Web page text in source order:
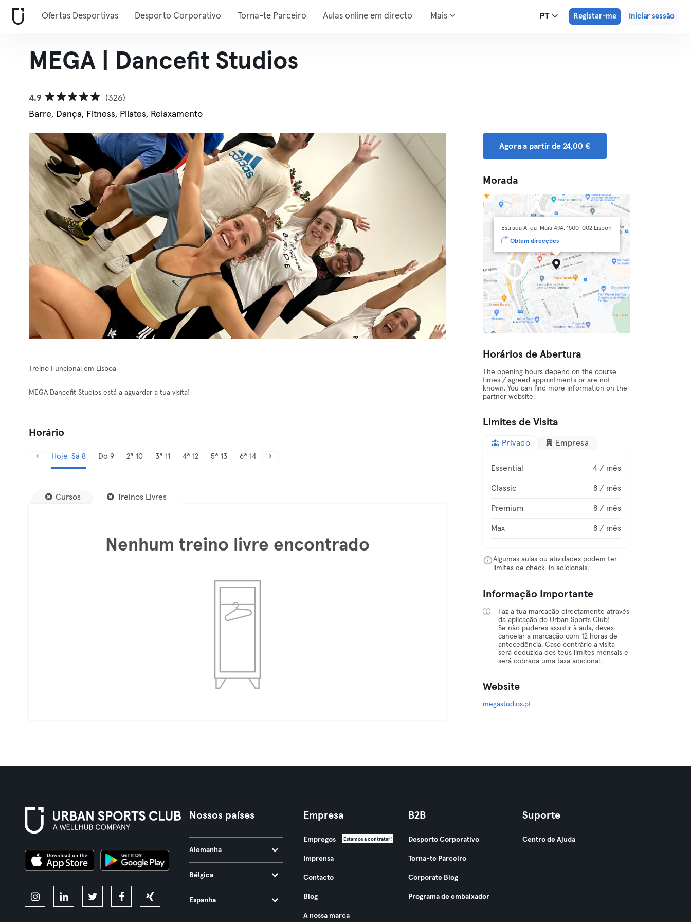
Ofertas Desportivas Desporto Corporativo Torna-te Parceiro Aulas online em directo Mais PT Registar-me Iniciar sessão
MEGA | Dancefit Studios
4.9
(326)
Barre, Dança, Fitness, Pilates, Relaxamento
Treino Funcional em Lisboa
MEGA Dancefit Studios está a aguardar a tua visita!
Horário
Hoje, Sá 8 Do 9 2ª 10 3ª 11 4ª 12 5ª 13 6ª 14
Cursos Treinos Livres
Nenhum treino livre encontrado
Agora a partir de 24,00 €
Morada
Estrada A-da-Maia 49A, 1500-002 Lisbon
Obtém direcções
Horários de Abertura
The opening hours depend on the course
times / agreed appointments or are not
known. You can find more information on the
partner website.
Limites de Visita
Privado Empresa
Essential 4 / mês
Classic 8 / mês
Premium 8 / mês
Max 8 / mês
Algumas aulas ou atividades podem ter
limites de check-in adicionais.
Informação Importante
Faz a tua marcação directamente através
da aplicação do Urban Sports Club!
Se não puderes assistir à aula, deves
cancelar a marcação com 12 horas de
antecedência. Caso contrário a visita
será deduzida dos teus limites mensais e
será cobrada uma taxa adicional.
Website
megastudios.pt
Nossos países
Alemanha
Bélgica
Espanha
Empresa
Empregos Estamos a contratar!
Imprensa
Contacto
Blog
A nossa marca
B2B
Desporto Corporativo
Torna-te Parceiro
Corporate Blog
Programa de embaixador
Suporte
Centro de Ajuda